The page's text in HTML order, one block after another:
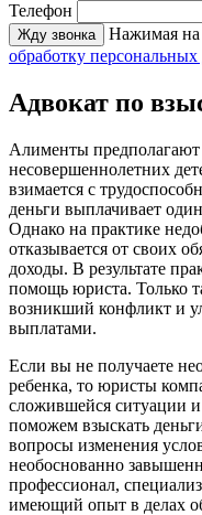
Телефон
Жду звонка
Нажимая на
обработку
Адвокат по
Алименты
несовершеннолетних
взимается с
деньги выплачивает
Однако на практике
отказывается от своих
доходы. В результате
помощь юриста. Только
возникший конфликт и
выплатами.
Если вы не получаете
ребенка, то юристы
сложившейся ситуации
поможем взыскать
вопросы изменения
необоснованно
профессионал,
имеющий опыт в делах